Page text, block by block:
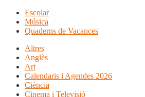
Escolar
Música
Quaderns de Vacances
Altres
Anglès
Art
Calendaris i Agendes 2026
Ciència
Cinema i Televisió